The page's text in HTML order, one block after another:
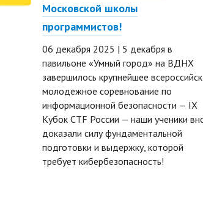
Московской школы
программистов!
06 декабря 2025 | 5 декабря в
павильоне «Умный город» на ВДНХ
завершилось крупнейшее
молодежное соревнование по
информационной безопасности — IX
Кубок CTF России — наши ученики
доказали силу фундаментальной
подготовки и выдержку, которой
требует кибербезопасность!